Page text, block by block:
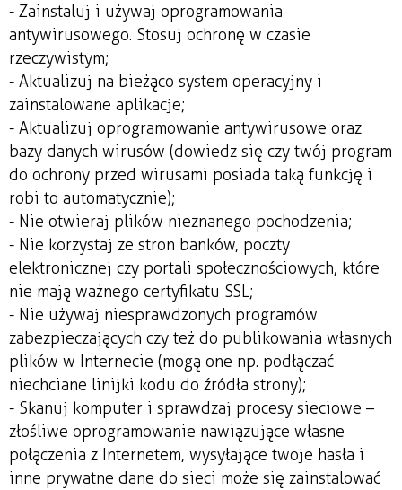
- Zainstaluj i używaj oprogramowania
antywirusowego. Stosuj ochronę w czasie
rzeczywistym;
- Aktualizuj na bieżąco system operacyjny i
zainstalowane aplikacje;
- Aktualizuj oprogramowanie antywirusowe oraz
bazy danych wirusów (dowiedz się czy twój program
do ochrony przed wirusami posiada taką funkcję i
robi to automatycznie);
- Nie otwieraj plików nieznanego pochodzenia;
- Nie korzystaj ze stron banków, poczty
elektronicznej czy portali społecznościowych, które
nie mają ważnego certyfikatu SSL;
- Nie używaj niesprawdzonych programów
zabezpieczających czy też do publikowania własnych
plików w Internecie (mogą one np. podłączać
niechciane linijki kodu do źródła strony);
- Skanuj komputer i sprawdzaj procesy sieciowe –
złośliwe oprogramowanie nawiązujące własne
połączenia z Internetem, wysyłające twoje hasła i
inne prywatne dane do sieci może się zainstalować